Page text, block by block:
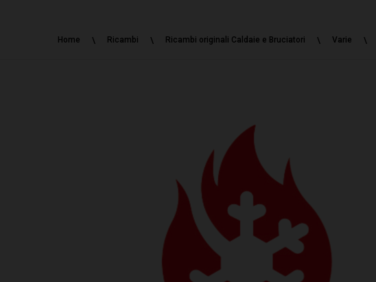
Home Ricambi Ricambi originali Caldaie e Bruciatori Varie